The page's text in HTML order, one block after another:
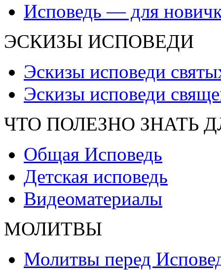
Исповедь — для
ЭСКИЗЫ ИСПОВЕДИ
Эскизы исповеди
Эскизы исповеди
ЧТО ПОЛЕЗНО ЗНАТЬ
Общая Исповедь
Детская исповедь
Видеоматериалы
МОЛИТВЫ
Молитвы перед